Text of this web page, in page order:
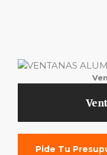
Pide Tu